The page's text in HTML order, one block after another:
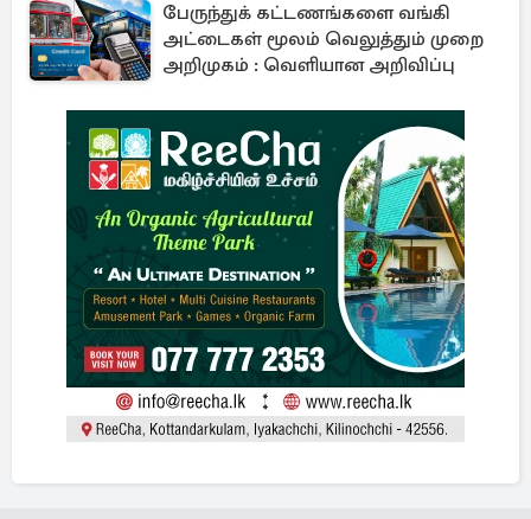
பேருந்துக் கட்டணங்களை வங்கி
அட்டைகள் மூலம் வெலுத்தும் முறை
அறிமுகம் : வெளியான அறிவிப்பு